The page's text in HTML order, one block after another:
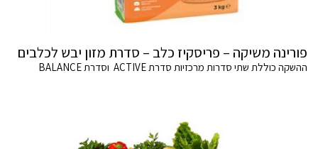
פורינה משיקה – פריסקיז כלב – סדרת מזון יבש לכלבים
ההשקה כוללת שתי סדרות מרכזיות סדרת ACTIVE וסדרת BALANCE